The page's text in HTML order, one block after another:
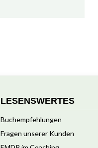
LESENSWERTES
Buchempfehlungen
Fragen unserer Kunden